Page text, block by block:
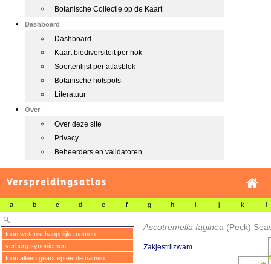
Botanische Collectie op de Kaart
Dashboard
Dashboard
Kaart biodiversiteit per hok
Soortenlijst per atlasblok
Botanische hotspots
Literatuur
Over
Over deze site
Privacy
Beheerders en validatoren
Verspreidingsatlas
a b c d e f g h i j k l
toon wetenschappelijke namen
verberg synoniemen
toon alleen geaccepteerde namen
Ascotremella faginea (Peck)
Zakjestrilzwam